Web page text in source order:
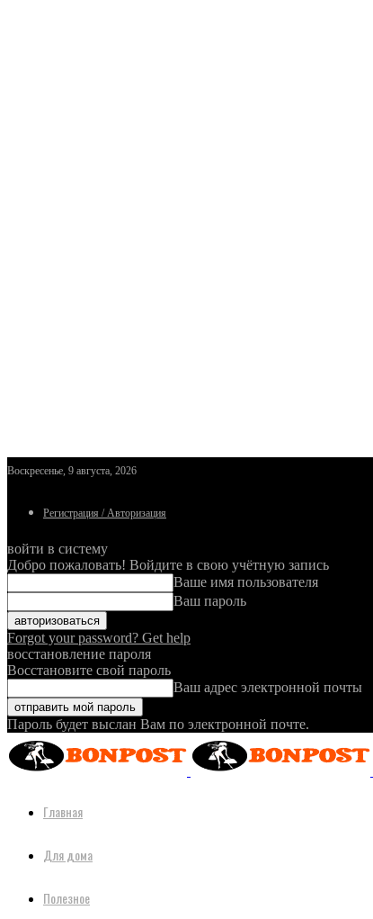
Воскресенье, 9 августа, 2026
Регистрация / Авторизация
войти в систему
Добро пожаловать! Войдите в свою учётную запись
Ваше имя пользователя
Ваш пароль
Forgot your password? Get help
восстановление пароля
Восстановите свой пароль
Ваш адрес электронной почты
Пароль будет выслан Вам по электронной почте.
Главная
Для дома
Полезное